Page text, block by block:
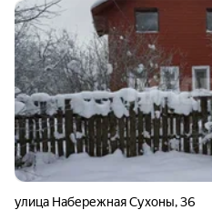
улица Набережная Сухоны,36